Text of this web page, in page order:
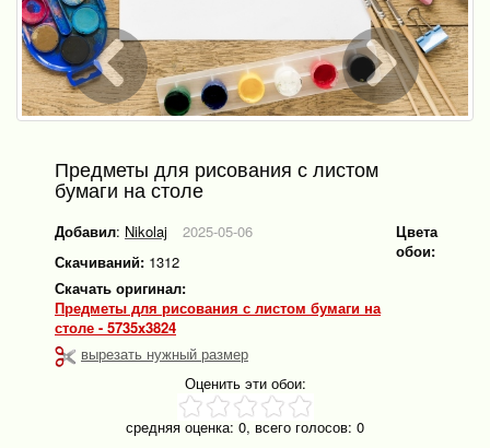
Предметы для рисования с листом
бумаги на столе
Добавил: Nikolaj
2025-05-06
Скачиваний: 1312
Скачать оригинал:
Предметы для рисования с листом бумаги на
столе - 5735x3824
вырезать нужный размер
Цвета
обои:
Оценить эти обои:
средняя оценка: 0, всего голосов: 0